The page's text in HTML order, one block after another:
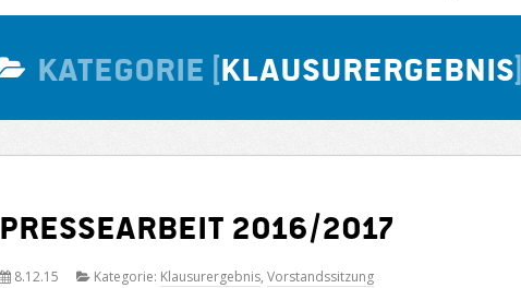
Kategorie Klausurergebnis
Pressearbeit 2016/2017
8.12.15 Kategorie: Klausurergebnis, Vorstandssitzung